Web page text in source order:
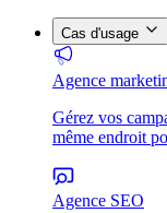
Cas d'usage
Agence
Gérez vos
même endroit
Agence SEO